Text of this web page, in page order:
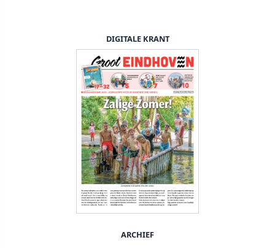
DIGITALE KRANT
ARCHIEF